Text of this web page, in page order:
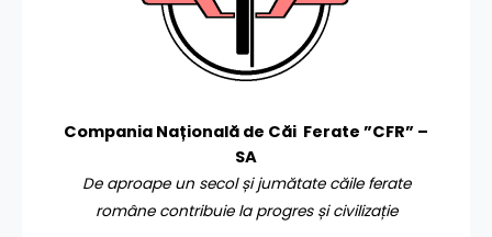
Compania Națională de Căi Ferate ”CFR” –
SA
De aproape un secol și jumătate căile ferate
române contribuie la progres și civilizație